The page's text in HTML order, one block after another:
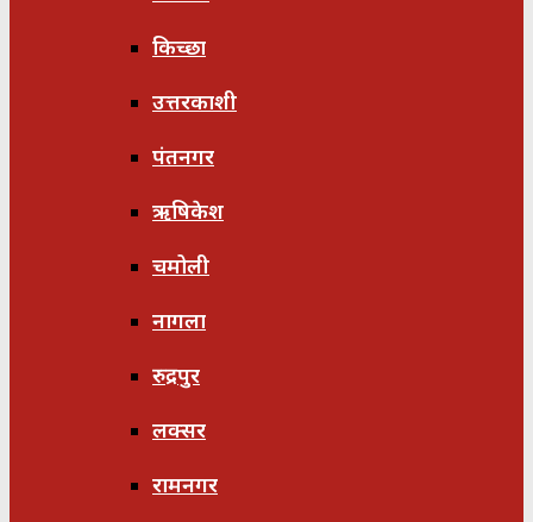
किच्छा
उत्तरकाशी
पंतनगर
ऋषिकेश
चमोली
नागला
रुद्रपुर
लक्सर
रामनगर